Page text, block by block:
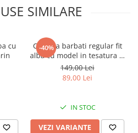
SIMILARE
-40%
Camasa barbati regular fit
alba cu model in tesatura si
nasturi ascunsi
149,00 Lei
89,00 Lei
IN STOC
VEZI VARIANTE